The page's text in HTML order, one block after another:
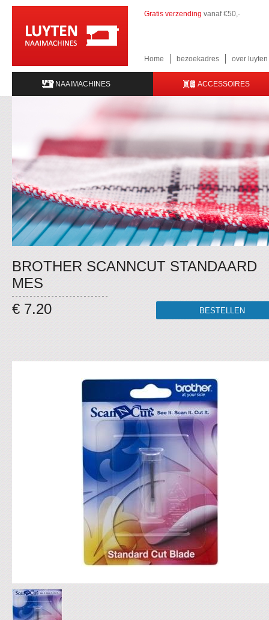
Gratis verzending vanaf €50,-
Home bezoekadres over
NAAIMACHINES ACCESSOIRES
BROTHER SCANNCUT STANDAARD
MES
€ 7.20